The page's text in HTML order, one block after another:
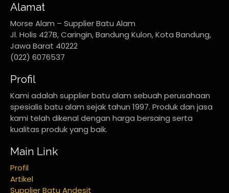
Alamat
Morse Alam – Supplier Batu Alam
Jl. Holis 427B, Caringin, Bandung Kulon, Kota Bandung,
Jawa Barat 40222
(022) 6076537
Profil
Kami adalah supplier batu alam sebuah perusahaan
spesialis batu alam sejak tahun 1997. Produk dan jasa
kami telah dikenal dengan harga bersaing serta
kualitas produk yang baik.
Main Link
Profil
Artikel
Supplier Batu Andesit